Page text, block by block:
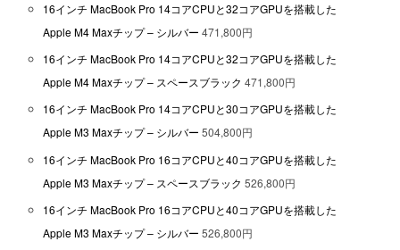
16インチ MacBook Pro 14コアCPUと32コアGPUを搭載した
Apple M4 Maxチップ – シルバー 471,800円
16インチ MacBook Pro 14コアCPUと32コアGPUを搭載した
Apple M4 Maxチップ – スペースブラック 471,800円
16インチ MacBook Pro 14コアCPUと30コアGPUを搭載した
Apple M3 Maxチップ – シルバー 504,800円
16インチ MacBook Pro 16コアCPUと40コアGPUを搭載した
Apple M3 Maxチップ – スペースブラック 526,800円
16インチ MacBook Pro 16コアCPUと40コアGPUを搭載した
Apple M3 Maxチップ – シルバー 526,800円